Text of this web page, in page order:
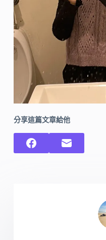
分享這篇文章給他